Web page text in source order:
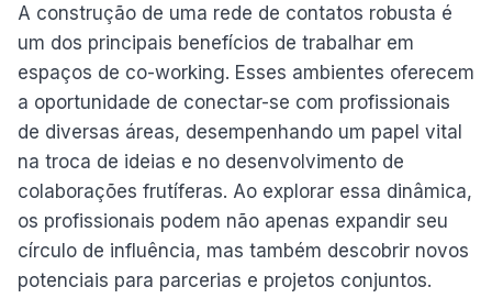
A construção de uma rede de contatos robusta é
um dos principais benefícios de trabalhar em
espaços de co-working. Esses ambientes oferecem
a oportunidade de conectar-se com profissionais
de diversas áreas, desempenhando um papel vital
na troca de ideias e no desenvolvimento de
colaborações frutíferas. Ao explorar essa dinâmica,
os profissionais podem não apenas expandir seu
círculo de influência, mas também descobrir novos
potenciais para parcerias e projetos conjuntos.